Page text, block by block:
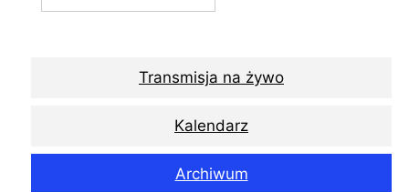
Transmisja na żywo
Kalendarz
Archiwum